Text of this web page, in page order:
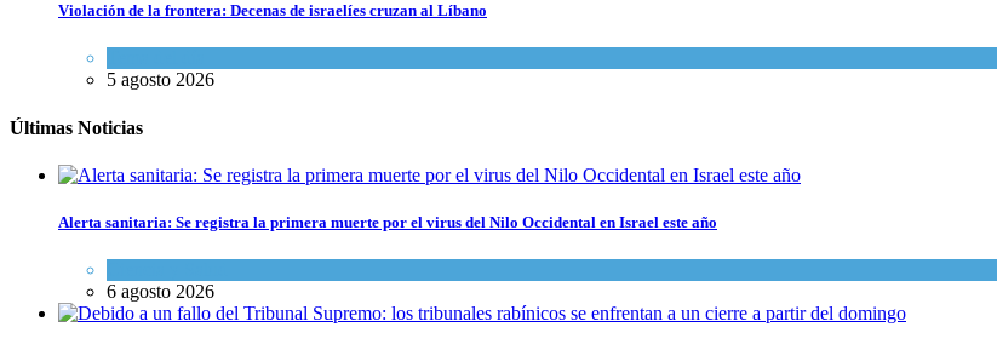
Violación de la frontera: Decenas de israelíes cruzan al Líbano
5 agosto 2026
Últimas Noticias
Alerta sanitaria: Se registra la primera muerte por el virus del Nilo Occidental en Israel este año
6 agosto 2026